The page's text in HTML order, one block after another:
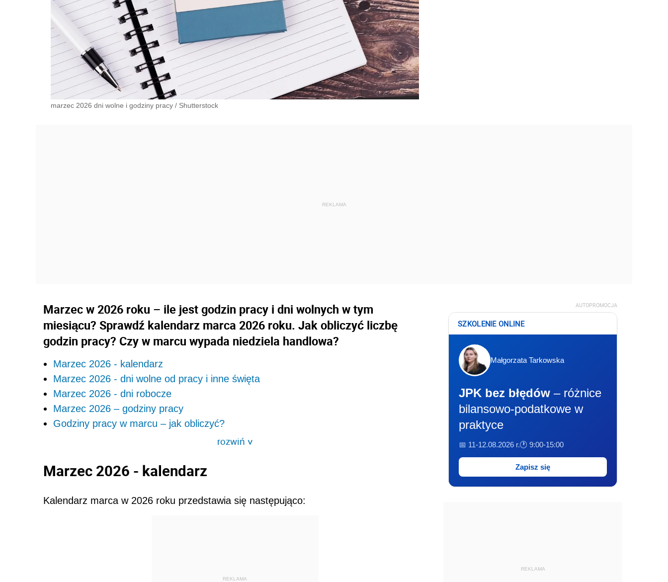
marzec 2026 dni wolne i godziny pracy / Shutterstock
Marzec w 2026 roku – ile jest godzin pracy i dni wolnych w tym
miesiącu? Sprawdź kalendarz marca 2026 roku. Jak obliczyć liczbę
godzin pracy? Czy w marcu wypada niedziela handlowa?
Marzec 2026 - kalendarz
Marzec 2026 - dni wolne od pracy i inne święta
Marzec 2026 - dni robocze
Marzec 2026 – godziny pracy
Godziny pracy w marcu – jak obliczyć?
rozwiń>
Marzec 2026 - kalendarz
Kalendarz marca w 2026 roku przedstawia się następująco:
REKLAMA
AUTOPROMOCJA
SZKOLENIE ONLINE
Małgorzata Tarkowska
JPK bez błędów – różnice
bilansowo-podatkowe w
praktyce
📅 11-12.08.2026 r.🕐 9:00-15:00
Zapisz się
REKLAMA